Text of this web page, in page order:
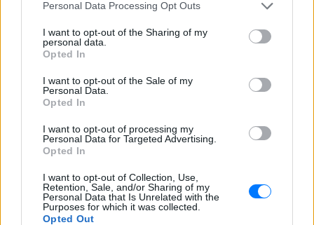
Personal Data Processing Opt Outs
I want to opt-out of the Sharing of my
personal data.
Opted In
I want to opt-out of the Sale of my
Personal Data.
Opted In
I want to opt-out of processing my
Personal Data for Targeted Advertising.
Opted In
I want to opt-out of Collection, Use,
Retention, Sale, and/or Sharing of my
Personal Data that Is Unrelated with the
Purposes for which it was collected.
Opted Out
ΔΕΙΤΕ ΕΠΙΣΗΣ
ΣΤΗΝ ΙΔΙΑ ΚΑΤΗΓΟΡΙΑ
Χρήστος Δάντης: «Συνάδελφοι
προσπαθούν να ξεχάσουν ότι
ΣΉΜΕΡΑ
μουσικής, 22 χρόνια μετά τη νίκη της
Ελλάδας στη Eurovision.
Νεαρός στο λιμάνι του Πειραιά: